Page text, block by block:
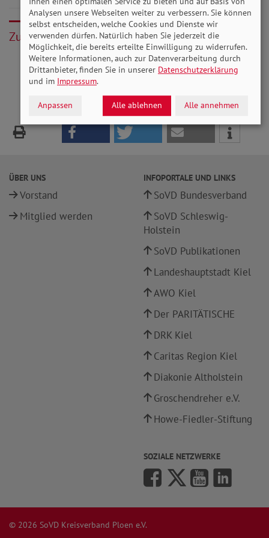
Zurück
ÜBER UNS
Vorstand
Mitglied werden
INFOPORTALE UND LINKS
SoVD Bundesverband
SoVD Schleswig-
Holstein
SoVD Publikationen
Landeshauptstadt Kiel
AWO Kiel
Der PARITÄTISCHE
DRK Kiel
Caritas Region Kiel
Diakonie Altholstein
Groschendreher e.V.
Howe-Fiedler-Stiftung
SOZIALE NETZWERKE
© 2026 SoVD Kreisverband Ploen e.V.
Analysen unsere Webseiten weiter zu verbessern. Sie können
selbst entscheiden, welche Cookies und Dienste wir
verwenden dürfen. Natürlich haben Sie jederzeit die
Möglichkeit, die bereits erteilte Einwilligung zu widerrufen.
Weitere Informationen, auch zur Datenverarbeitung durch
Drittanbieter, finden Sie in unserer Datenschutzerklärung
und im Impressum.
Anpassen Alle ablehnen Alle annehmen